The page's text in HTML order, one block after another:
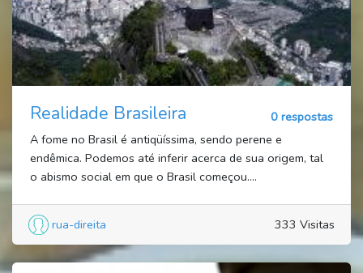
Realidade Brasileira
0 respostas
A fome no Brasil é antiqüíssima, sendo perene e
endêmica. Podemos até inferir acerca de sua origem, tal
o abismo social em que o Brasil começou....
rua-direita 333 Visitas